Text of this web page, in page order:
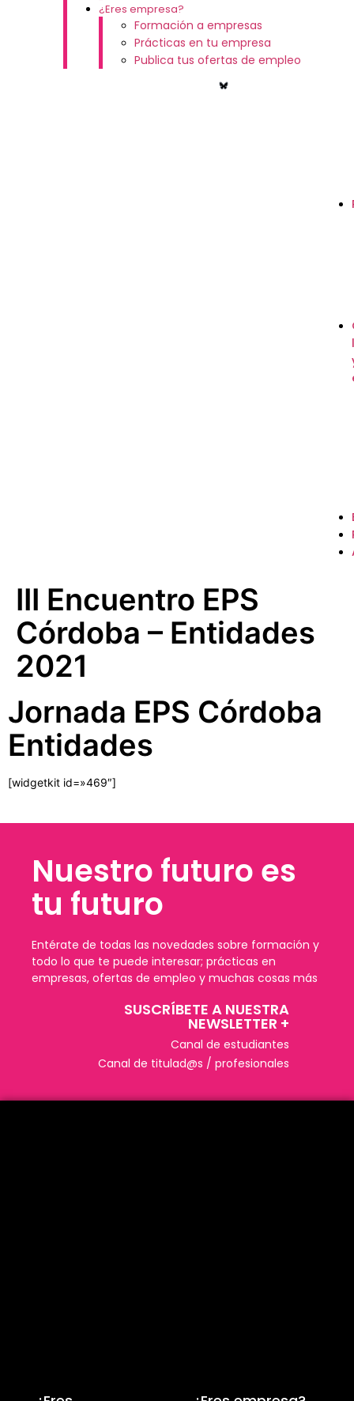
¿Eres empresa?
Formación a empresas
Prácticas en tu empresa
Publica tus ofertas de empleo
III Encuentro EPS
Córdoba – Entidades
2021
Jornada EPS Córdoba
Entidades
[widgetkit id=»469″]
Nuestro futuro es
tu futuro
Entérate de todas las novedades sobre formación y
todo lo que te puede interesar; prácticas en
empresas, ofertas de empleo y muchas cosas más
SUSCRÍBETE A NUESTRA
NEWSLETTER +​
Canal de estudiantes
Canal de titulad@s / profesionales